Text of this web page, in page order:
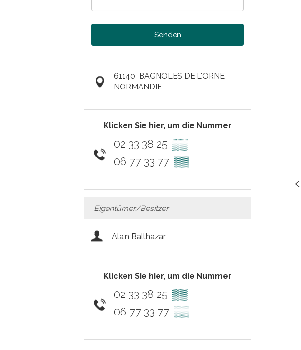
Senden
61140 BAGNOLES DE L'ORNE
NORMANDIE
Klicken Sie hier, um die Nummer
02 33 38 25 ▒▒
06 77 33 77 ▒▒
Eigentümer/Besitzer
Alain Balthazar
Klicken Sie hier, um die Nummer
02 33 38 25 ▒▒
06 77 33 77 ▒▒